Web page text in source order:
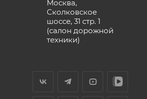
Москва,
Сколковское
шоссе, 31 стр. 1
(салон дорожной
техники)